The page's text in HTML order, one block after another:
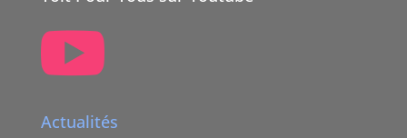
TOIT POUR TOUS Suisse
5 mois il y a
POUR TOUS Suisse.

Actualités